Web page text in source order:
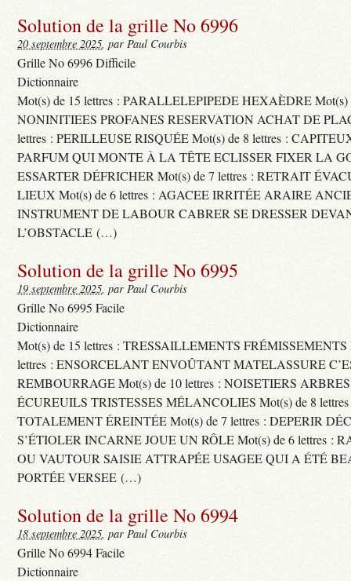
Solution de la grille No 6996
20 septembre 2025, par Paul Courbis
Grille No 6996 Difficile
Dictionnaire
Mot(s) de 15 lettres : PARALLELEPIPEDE HEXAÈDRE Mot(s)
NONINITIEES PROFANES RESERVATION ACHAT DE
lettres : PERILLEUSE RISQUÉE Mot(s) de 8 lettres :
PARFUM QUI MONTE À LA TÊTE ECLISSER FIXER LA
ESSARTER DÉFRICHER Mot(s) de 7 lettres : RETRAIT
LIEUX Mot(s) de 6 lettres : AGACEE IRRITÉE ARAIRE
INSTRUMENT DE LABOUR CABRER SE DRESSER
L’OBSTACLE (…)
Solution de la grille No 6995
19 septembre 2025, par Paul Courbis
Grille No 6995 Facile
Dictionnaire
Mot(s) de 15 lettres : TRESSAILLEMENTS FRÉMISSEMENTS
lettres : ENSORCELANT ENVOÛTANT MATELASSURE
REMBOURRAGE Mot(s) de 10 lettres : NOISETIERS
ÉCUREUILS TRISTESSES MÉLANCOLIES Mot(s) de 8
TOTALEMENT ÉREINTÉE Mot(s) de 7 lettres : DEPERIR
S’ÉTIOLER INCARNE JOUE UN RÔLE Mot(s) de 6 lettres :
OU VAUTOUR SAISIE ATTRAPÉE USAGEE QUI A ÉTÉ
PORTÉE VERSEE (…)
Solution de la grille No 6994
18 septembre 2025, par Paul Courbis
Grille No 6994 Facile
Dictionnaire